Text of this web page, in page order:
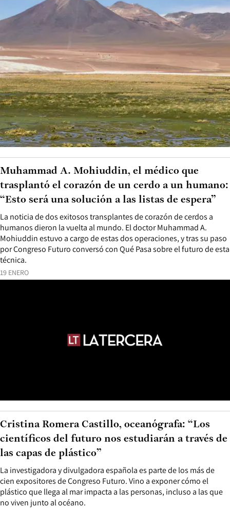
19 ENERO
La noticia de dos exitosos transplantes de corazón de cerdos a
humanos dieron la vuelta al mundo. El doctor Muhammad A.
Mohiuddin estuvo a cargo de estas dos operaciones, y tras su paso
por Congreso Futuro conversó con Qué Pasa sobre el futuro de esta
técnica.
Muhammad A. Mohiuddin, el médico que
trasplantó el corazón de un cerdo a un humano:
“Esto será una solución a las listas de espera”
La investigadora y divulgadora española es parte de los más de
cien expositores de Congreso Futuro. Vino a exponer cómo el
plástico que llega al mar impacta a las personas, incluso a las que
no viven junto al océano.
Cristina Romera Castillo, oceanógrafa: “Los
científicos del futuro nos estudiarán a través de
las capas de plástico”